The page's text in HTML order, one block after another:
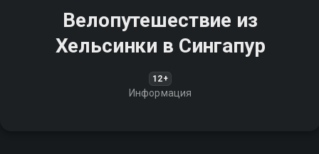
Велопутешествие из
Хельсинки в Сингапур
12+
Информация